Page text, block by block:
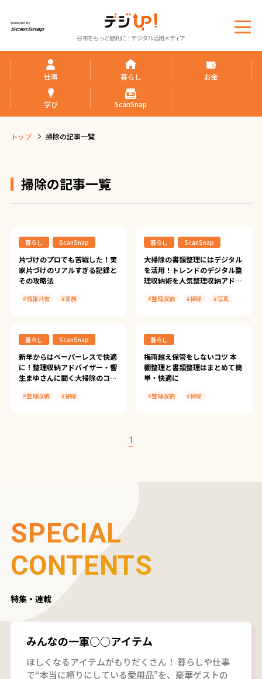
日常をもっと便利に！デジタル活用メディア
メ
ニ
仕事 暮らし お金
学び ScanSnap
トップ 掃除の記事一覧
掃除の記事一覧
暮らし ScanSnap
片づけのプロでも苦戦した！実
家片づけのリアルすぎる記録と
その攻略法
#情報共有
#家族
#ScanSnap iX2500
暮らし ScanSnap
大掃除の書類整理にはデジタル
を活用！トレンドのデジタル整
理収納術を人気整理収納アドバ
#整理収納 #掃除
#写真
暮らし ScanSnap
新年からはペーパーレスで快適
に！整理収納アドバイザー・響
生まゆさんに聞く大掃除のコツ
Vol.1】
#整理収納
#掃除
暮らし
梅雨越え保管をしないコツ 本
棚整理と書類整理はまとめて簡
単・快適に
#整理収納
#掃除
1
SPECIAL
CONTENTS
特集・連載
みんなの一軍○○アイテム
ほしくなるアイテムがもりだくさん！ 暮らしや仕事
で“本当に頼りにしている愛用品”を、豪華ゲストの